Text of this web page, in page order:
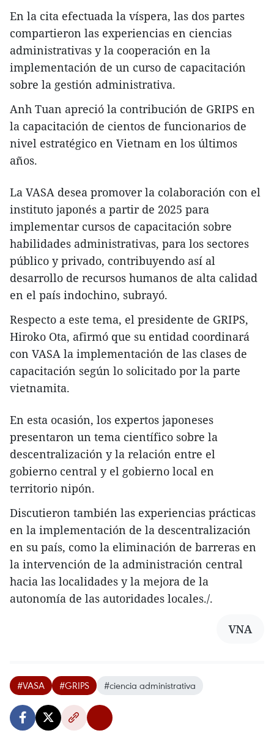
En la cita efectuada la víspera, las dos partes
compartieron las experiencias en ciencias
administrativas y la cooperación en la
implementación de un curso de capacitación
sobre la gestión administrativa.
Anh Tuan apreció la contribución de GRIPS en
la capacitación de cientos de funcionarios de
nivel estratégico en Vietnam en los últimos
años.
La VASA desea promover la colaboración con el
instituto japonés a partir de 2025 para
implementar cursos de capacitación sobre
habilidades administrativas, para los sectores
público y privado, contribuyendo así al
desarrollo de recursos humanos de alta calidad
en el país indochino, subrayó.
Respecto a este tema, el presidente de GRIPS,
Hiroko Ota, afirmó que su entidad coordinará
con VASA la implementación de las clases de
capacitación según lo solicitado por la parte
vietnamita.
En esta ocasión, los expertos japoneses
presentaron un tema científico sobre la
descentralización y la relación entre el
gobierno central y el gobierno local en
territorio nipón.
Discutieron también las experiencias prácticas
en la implementación de la descentralización
en su país, como la eliminación de barreras en
la intervención de la administración central
hacia las localidades y la mejora de la
autonomía de las autoridades locales./.
VNA
#VASA #GRIPS #ciencia administrativa